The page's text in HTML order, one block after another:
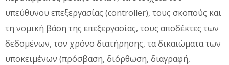
υπεύθυνου επεξεργασίας (controller), τους σκοπούς και
τη νομική βάση της επεξεργασίας, τους αποδέκτες των
δεδομένων, τον χρόνο διατήρησης, τα δικαιώματα των
υποκειμένων (πρόσβαση, διόρθωση, διαγραφή,